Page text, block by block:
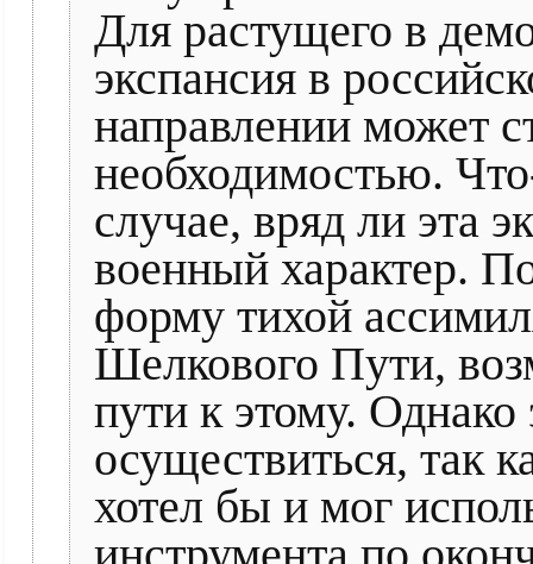
Для растущего в
экспансия в
направлении может
необходимостью.
случае, вряд ли эта
военный характер.
форму тихой
Шелкового Пути,
пути к этому. Однако
осуществиться, так
хотел бы и мог